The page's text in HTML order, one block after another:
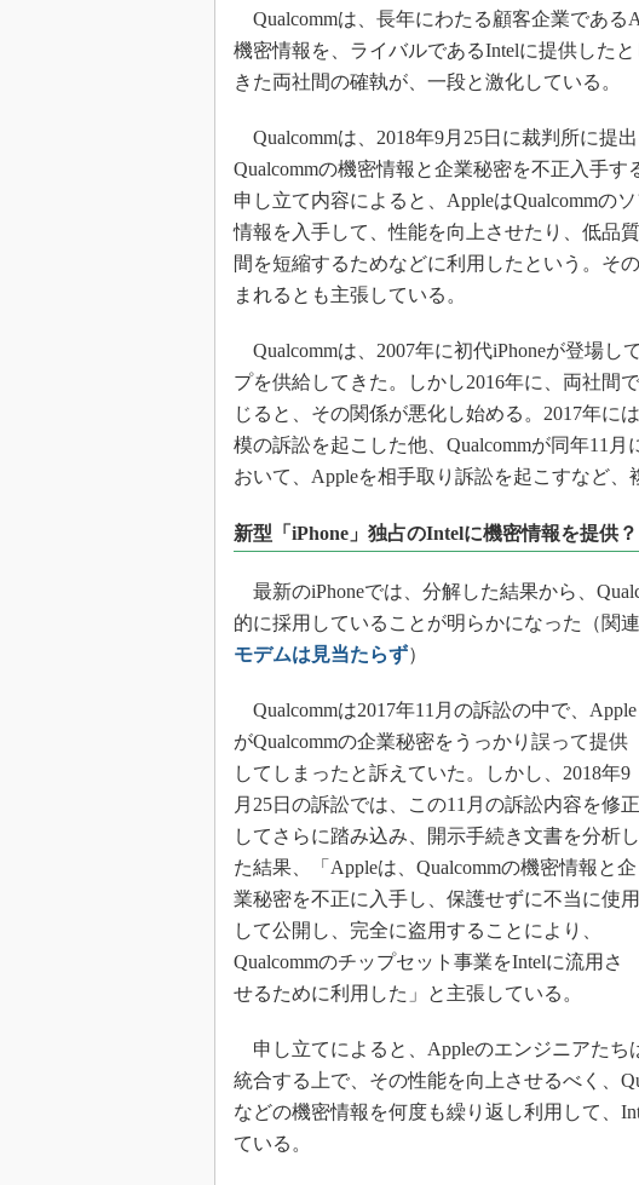
光伝送技術を知る
“異端児エンジニア”が仕
改革、執念の180日
JASA発IoT通信
IHSアナリスト「未来展
「英語に愛されないエン
ための新行動論
Qualcommは、長年にわたる顧客企業である
機密情報を、ライバルであるIntelに提供した
きた両社間の確執が、一段と激化している。
Qualcommは、2018年9月25日に裁判所に提
Qualcommの機密情報と企業秘密を不正入手す
申し立て内容によると、AppleはQualcommの
情報を入手して、性能を向上させたり、低品
間を短縮するためなどに利用したという。そ
まれるとも主張している。
Qualcommは、2007年に初代iPhoneが登場し
プを供給してきた。しかし2016年に、両社間
じると、その関係が悪化し始める。2017年に
模の訴訟を起こした他、Qualcommが同年11
おいて、Appleを相手取り訴訟を起こすなど、
新型「iPhone」独占のIntelに機密情報を提供？
最新のiPhoneでは、分解した結果から、
的に採用していることが明らかになった（関連
モデムは見当たらず）
Qualcommは2017年11月の訴訟の中で、Apple
がQualcommの企業秘密をうっかり誤って提供
してしまったと訴えていた。しかし、2018年9
月25日の訴訟では、この11月の訴訟内容を修正
してさらに踏み込み、開示手続き文書を分析し
た結果、「Appleは、Qualcommの機密情報と企
業秘密を不正に入手し、保護せずに不当に使用
して公開し、完全に盗用することにより、
Qualcommのチップセット事業をIntelに流用さ
せるために利用した」と主張している。
申し立てによると、Appleのエンジニアたち
統合する上で、その性能を向上させるべく、
などの機密情報を何度も繰り返し利用して、
ている。